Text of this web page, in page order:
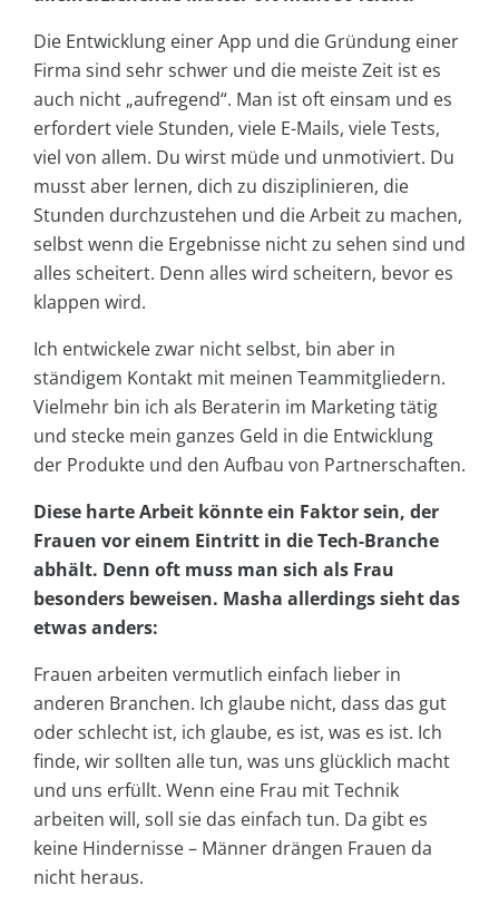
Die Entwicklung einer App und die Gründung einer
Firma sind sehr schwer und die meiste Zeit ist es
auch nicht „aufregend“. Man ist oft einsam und es
erfordert viele Stunden, viele E-Mails, viele Tests,
viel von allem. Du wirst müde und unmotiviert. Du
musst aber lernen, dich zu disziplinieren, die
Stunden durchzustehen und die Arbeit zu machen,
selbst wenn die Ergebnisse nicht zu sehen sind und
alles scheitert. Denn alles wird scheitern, bevor es
klappen wird.
Ich entwickele zwar nicht selbst, bin aber in
ständigem Kontakt mit meinen Teammitgliedern.
Vielmehr bin ich als Beraterin im Marketing tätig
und stecke mein ganzes Geld in die Entwicklung
der Produkte und den Aufbau von Partnerschaften.
Diese harte Arbeit könnte ein Faktor sein, der
Frauen vor einem Eintritt in die Tech-Branche
abhält. Denn oft muss man sich als Frau
besonders beweisen. Masha allerdings sieht das
etwas anders:
Frauen arbeiten vermutlich einfach lieber in
anderen Branchen. Ich glaube nicht, dass das gut
oder schlecht ist, ich glaube, es ist, was es ist. Ich
finde, wir sollten alle tun, was uns glücklich macht
und uns erfüllt. Wenn eine Frau mit Technik
arbeiten will, soll sie das einfach tun. Da gibt es
keine Hindernisse – Männer drängen Frauen da
nicht heraus.